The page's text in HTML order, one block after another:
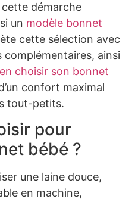
cette démarche
un modèle bonnet
cette sélection avec
ainsi
choisir son bonnet
confort maximal
tout-petits.
pour
bébé ?
une laine douce,
en machine,